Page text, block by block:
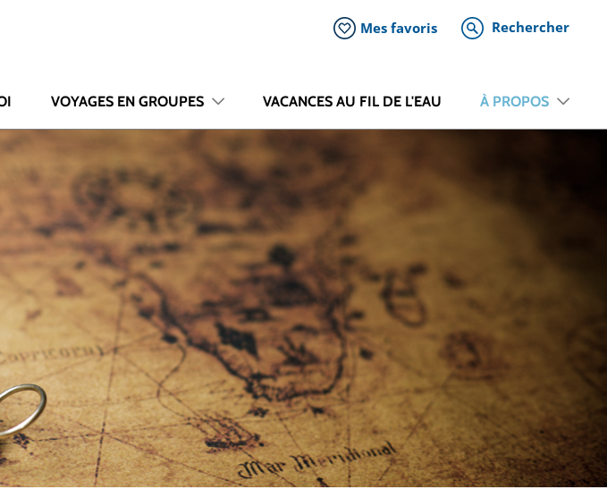
Mes favoris Rechercher
VOYAGES EN GROUPES VACANCES AU FIL DE L'EAU À PROPOS